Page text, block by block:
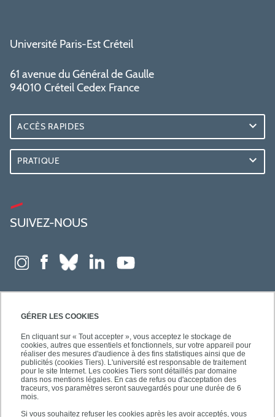
GÉRER LES COOKIES
En cliquant sur « Tout accepter », vous acceptez le stockage de
cookies, autres que essentiels et fonctionnels, sur votre appareil pour
réaliser des mesures d'audience à des fins statistiques ainsi que de
publicités (cookies Tiers). L'université est responsable de traitement
pour le site Internet. Les cookies Tiers sont détaillés par domaine
dans nos mentions légales. En cas de refus ou d'acceptation des
traceurs, vos paramètres seront sauvegardés pour une durée de 6
mois.
Si vous souhaitez refuser les cookies après les avoir acceptés, vous
Université Paris-Est Créteil
61 avenue du Général de Gaulle
94010 Créteil Cedex France
ACCÈS RAPIDES
PRATIQUE
SUIVEZ-NOUS